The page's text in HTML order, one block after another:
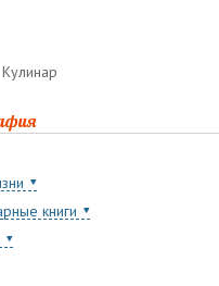
Кулинар
книги